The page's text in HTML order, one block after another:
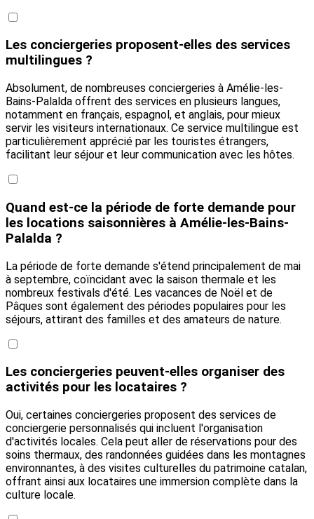
Les conciergeries proposent-elles des services
multilingues ?
Absolument, de nombreuses conciergeries à Amélie-les-
Bains-Palalda offrent des services en plusieurs langues,
notamment en français, espagnol, et anglais, pour mieux
servir les visiteurs internationaux. Ce service multilingue est
particulièrement apprécié par les touristes étrangers,
facilitant leur séjour et leur communication avec les hôtes.
Quand est-ce la période de forte demande pour
les locations saisonnières à Amélie-les-Bains-
Palalda ?
La période de forte demande s'étend principalement de mai
à septembre, coïncidant avec la saison thermale et les
nombreux festivals d'été. Les vacances de Noël et de
Pâques sont également des périodes populaires pour les
séjours, attirant des familles et des amateurs de nature.
Les conciergeries peuvent-elles organiser des
activités pour les locataires ?
Oui, certaines conciergeries proposent des services de
conciergerie personnalisés qui incluent l'organisation
d'activités locales. Cela peut aller de réservations pour des
soins thermaux, des randonnées guidées dans les montagnes
environnantes, à des visites culturelles du patrimoine catalan,
offrant ainsi aux locataires une immersion complète dans la
culture locale.